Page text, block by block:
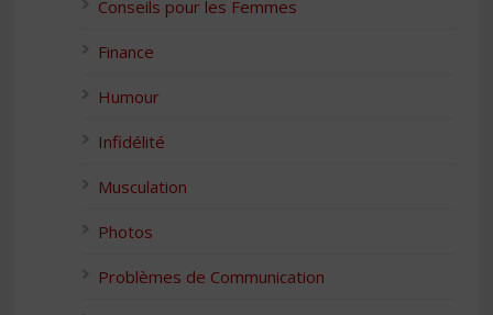
Conseils pour les Femmes
Finance
Humour
Infidélité
Musculation
Photos
Problèmes de Communication